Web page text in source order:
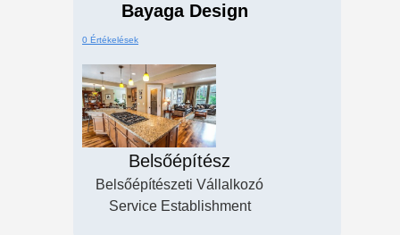
Bayaga Design
0 Értékelések
Belsőépítész
Belsőépítészeti Vállalkozó
Service Establishment